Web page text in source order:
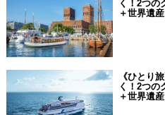
く！2つの
＋世界遺
《ひとり
く！2つの
＋世界遺